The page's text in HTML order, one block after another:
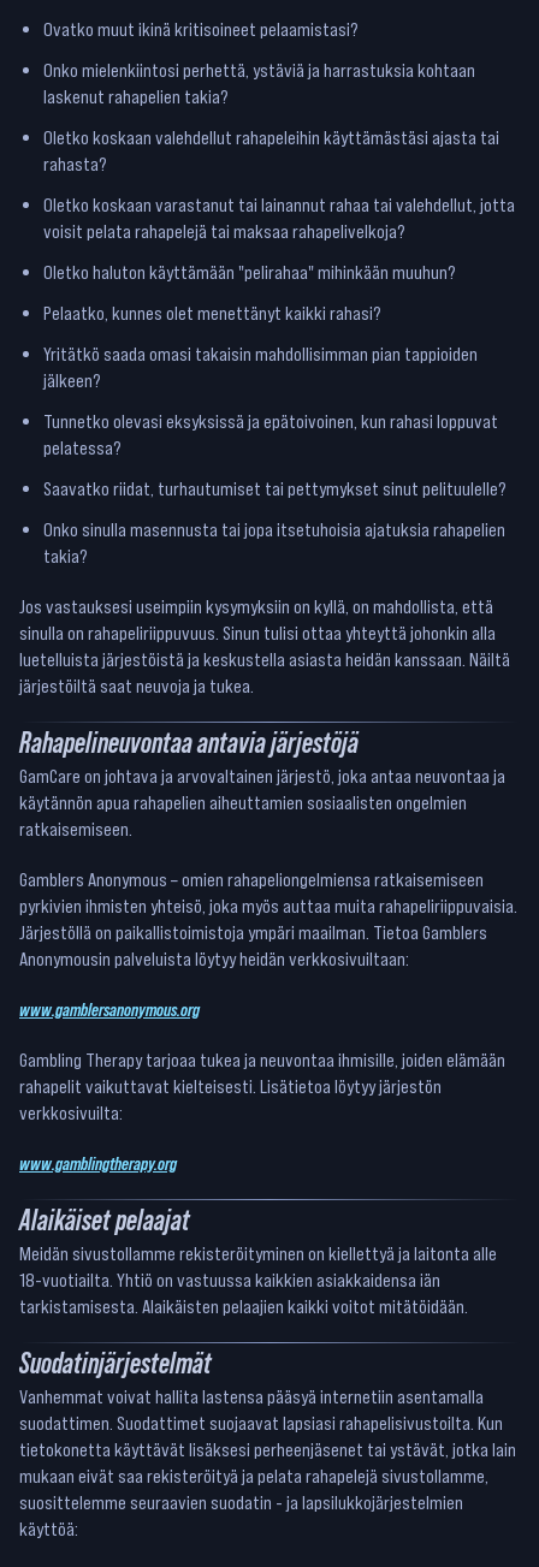
Ovatko muut ikinä kritisoineet pelaamistasi?
Onko mielenkiintosi perhettä, ystäviä ja harrastuksia kohtaan
laskenut rahapelien takia?
Oletko koskaan valehdellut rahapeleihin käyttämästäsi ajasta tai
rahasta?
Oletko koskaan varastanut tai lainannut rahaa tai valehdellut, jotta
voisit pelata rahapelejä tai maksaa rahapelivelkoja?
Oletko haluton käyttämään "pelirahaa" mihinkään muuhun?
Pelaatko, kunnes olet menettänyt kaikki rahasi?
Yritätkö saada omasi takaisin mahdollisimman pian tappioiden
jälkeen?
Tunnetko olevasi eksyksissä ja epätoivoinen, kun rahasi loppuvat
pelatessa?
Saavatko riidat, turhautumiset tai pettymykset sinut pelituulelle?
Onko sinulla masennusta tai jopa itsetuhoisia ajatuksia rahapelien
takia?
Jos vastauksesi useimpiin kysymyksiin on kyllä, on mahdollista, että
sinulla on rahapeliriippuvuus. Sinun tulisi ottaa yhteyttä johonkin alla
luetelluista järjestöistä ja keskustella asiasta heidän kanssaan. Näiltä
järjestöiltä saat neuvoja ja tukea.
Rahapelineuvontaa antavia järjestöjä
GamCare on johtava ja arvovaltainen järjestö, joka antaa neuvontaa ja
käytännön apua rahapelien aiheuttamien sosiaalisten ongelmien
ratkaisemiseen.
Gamblers Anonymous – omien rahapeliongelmiensa ratkaisemiseen
pyrkivien ihmisten yhteisö, joka myös auttaa muita rahapeliriippuvaisia.
Järjestöllä on paikallistoimistoja ympäri maailman. Tietoa Gamblers
Anonymousin palveluista löytyy heidän verkkosivuiltaan:
www.gamblersanonymous.org
Gambling Therapy tarjoaa tukea ja neuvontaa ihmisille, joiden elämään
rahapelit vaikuttavat kielteisesti. Lisätietoa löytyy järjestön
verkkosivuilta:
www.gamblingtherapy.org
Alaikäiset pelaajat
Meidän sivustollamme rekisteröityminen on kiellettyä ja laitonta alle
18-vuotiailta. Yhtiö on vastuussa kaikkien asiakkaidensa iän
tarkistamisesta. Alaikäisten pelaajien kaikki voitot mitätöidään.
Suodatinjärjestelmät
Vanhemmat voivat hallita lastensa pääsyä internetiin asentamalla
suodattimen. Suodattimet suojaavat lapsiasi rahapelisivustoilta. Kun
tietokonetta käyttävät lisäksesi perheenjäsenet tai ystävät, jotka lain
mukaan eivät saa rekisteröityä ja pelata rahapelejä sivustollamme,
suosittelemme seuraavien suodatin - ja lapsilukkojärjestelmien
käyttöä: